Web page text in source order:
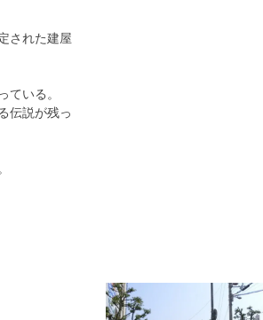
された建屋
いる。
伝説が残っ